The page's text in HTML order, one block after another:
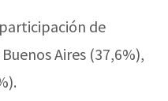
de
Aires (37,6%),